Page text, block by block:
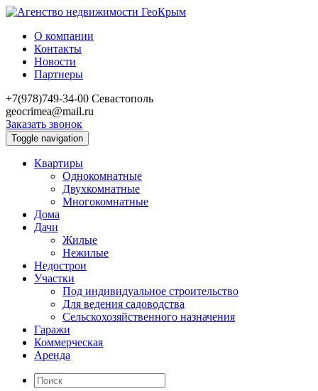
О компании
Контакты
Новости
Партнеры
+7(978)749-34-00 Севастополь
geocrimea@mail.ru
Заказать звонок
Toggle navigation
Квартиры
Однокомнатные
Двухкомнатные
Многокомнатные
Дома
Дачи
Жилые
Нежилые
Недострои
Участки
Под индивидуальное строительство
Для ведения садоводства
Сельскохозяйственного назначения
Гаражи
Коммерческая
Аренда